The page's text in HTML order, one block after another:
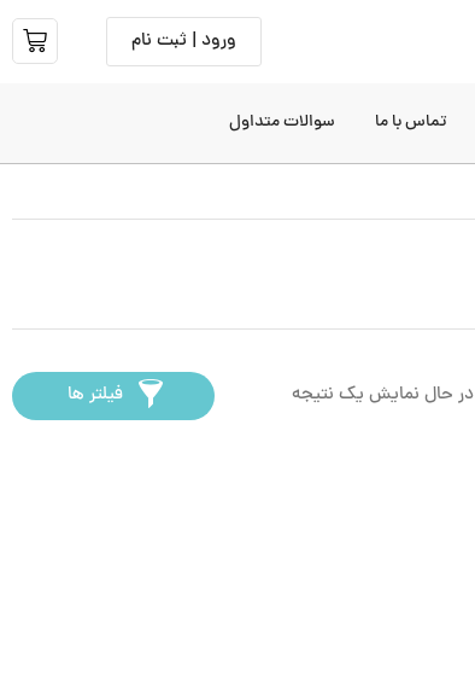
ورود | ثبت نام
تماس با ما سوالات متداول
در حال نمایش یک نتیجه فیلتر ها